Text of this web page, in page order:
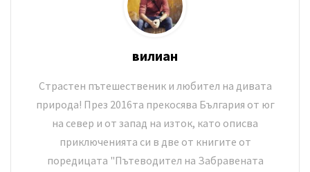
вилиан
Страстен пътешественик и любител на дивата
природа! През 2016та прекосява България от юг
на север и от запад на изток, като описва
приключенията си в две от книгите от
поредицата "Пътеводител на Забравената